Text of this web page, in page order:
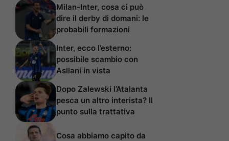
Milan-Inter, cosa ci può
dire il derby di domani: le
probabili formazioni
Inter, ecco l’esterno:
possibile scambio con
Asllani in vista
Dopo Zalewski l’Atalanta
pesca un altro interista? Il
punto sulla trattativa
Cosa abbiamo capito da